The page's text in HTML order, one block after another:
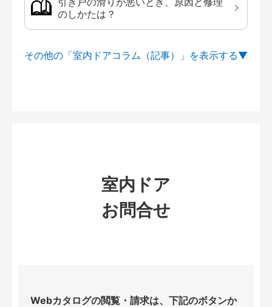
のしかたは？
その他の「室内ドアコラム（記事）」を
室内ドア
お問合せ
Webカタログの閲覧・請求は、下記のボタンか